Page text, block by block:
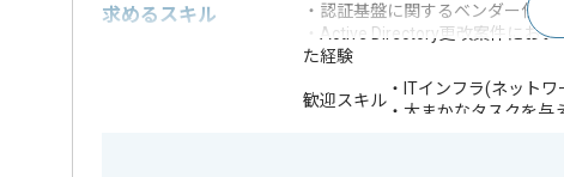
求めるスキル
・認証基盤に関するベンダー任せ
・Active Directory更改案件にお
た経験
歓迎スキル
・ITインフラ(ネット
・大まかなタスクを